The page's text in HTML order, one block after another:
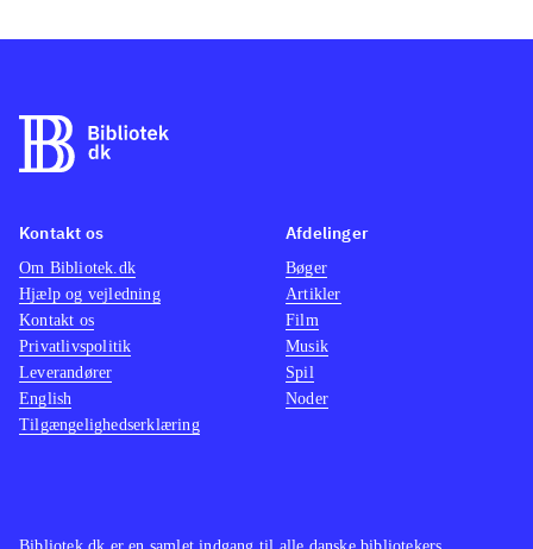
Kontakt os
Om Bibliotek.dk
Hjælp og vejledning
Kontakt os
Privatlivspolitik
Leverandører
English
Tilgængelighedserklæring
Afdelinger
Bøger
Artikler
Film
Musik
Spil
Noder